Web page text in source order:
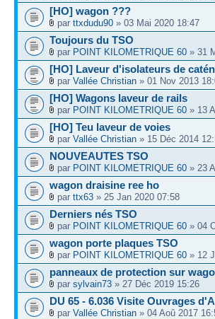
[HO] wagon ???
par ttxdudu90 » 03 Mai 2020 18:47
Toujours du TSO
par POINT KILOMETRIQUE 60 » 31
[HO] Laveur d'isolateurs de
par Vallée Christian » 01 Nov 2013
[HO] Wagons laveur de rails
par POINT KILOMETRIQUE 60 » 13
[HO] Teu laveur de voies
par Vallée Christian » 15 Déc 2014
NOUVEAUTES TSO
par POINT KILOMETRIQUE 60 » 23
wagon draisine ree ho
par ttx63 » 25 Jan 2020 07:58
Derniers nés TSO
par POINT KILOMETRIQUE 60 » 04
wagon porte plaques TSO
par POINT KILOMETRIQUE 60 » 12
panneaux de protection sur
par sylvain73 » 27 Déc 2019 15:26
DU 65 - 6.036 Visite Ouvrages
par Vallée Christian » 04 Aoû 2017